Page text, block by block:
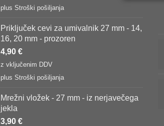
plus Stroški pošiljanja
Priključek cevi za umivalnik 27 mm - 14,
16, 20 mm - prozoren
4,90 €
z vključenim DDV
plus Stroški pošiljanja
Mrežni vložek - 27 mm - iz nerjavečega
jekla
3,90 €